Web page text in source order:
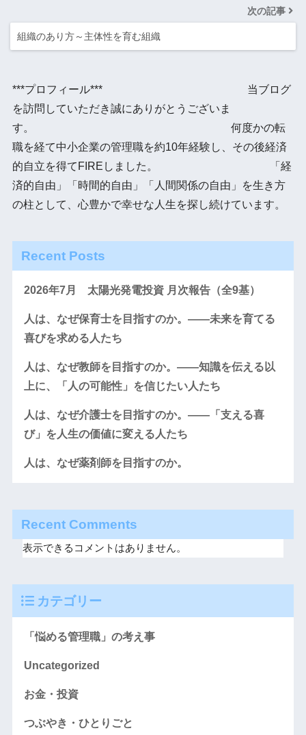
次の記事
組織のあり方～主体性を育む組織
***プロフィール*** 当ブログ
を訪問していただき誠にありがとうございま
す。 何度かの転
職を経て中小企業の管理職を約10年経験し、その後経済
的自立を得てFIREしました。 「経
済的自由」「時間的自由」「人間関係の自由」を生き方
の柱として、心豊かで幸せな人生を探し続けています。
Recent Posts
2026年7月 太陽光発電投資 月次報告（全9基）
人は、なぜ保育士を目指すのか。――未来を育てる
喜びを求める人たち
人は、なぜ教師を目指すのか。――知識を伝える以
上に、「人の可能性」を信じたい人たち
人は、なぜ介護士を目指すのか。――「支える喜
び」を人生の価値に変える人たち
人は、なぜ薬剤師を目指すのか。
Recent Comments
表示できるコメントはありません。
カテゴリー
「悩める管理職」の考え事
Uncategorized
お金・投資
つぶやき・ひとりごと